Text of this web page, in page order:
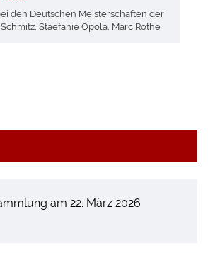
den Deutschen Meisterschaften der
Staefanie Opola, Marc Rothe
am 22. März 2026